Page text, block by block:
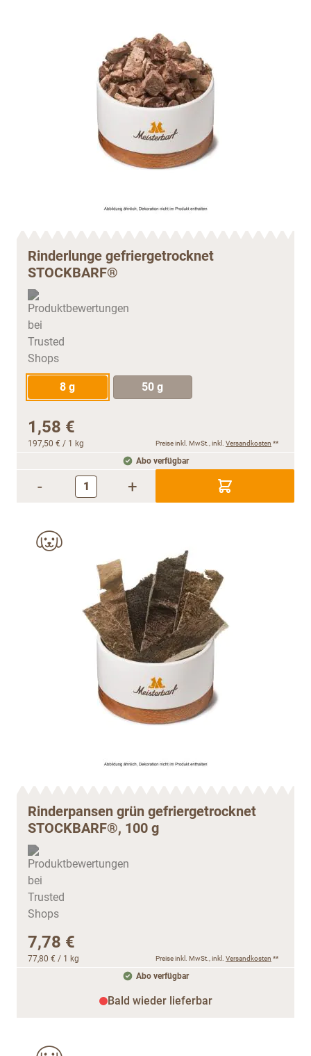
Rinderlunge gefriergetrocknet
STOCKBARF®
8 g 50 g
1,58 €
197,50 € / 1 kg Preise inkl. MwSt., inkl. Versandkosten **
Abo verfügbar
- +
Rinderpansen grün gefriergetrocknet
STOCKBARF®, 100 g
7,78 €
77,80 € / 1 kg Preise inkl. MwSt., inkl. Versandkosten **
Abo verfügbar
Bald wieder lieferbar